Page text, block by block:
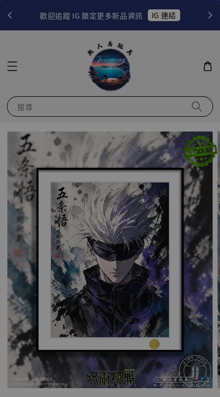
歡迎追蹤 IG 鎖定更多新品資訊 IG 連結
搜尋